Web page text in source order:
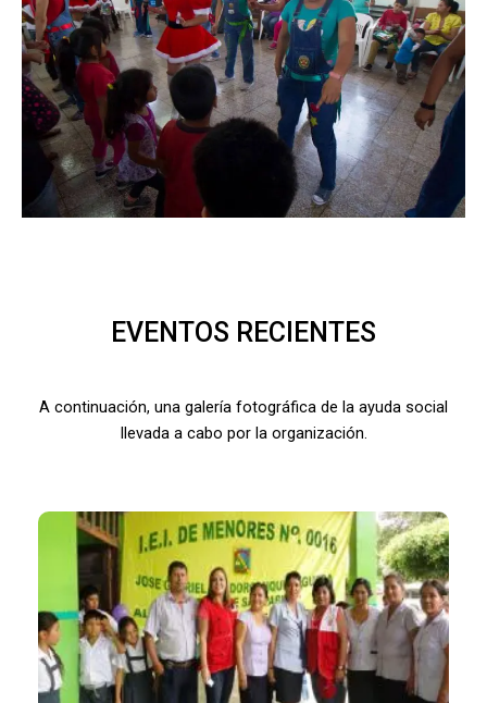
EVENTOS RECIENTES
A continuación, una galería fotográfica de la ayuda social
llevada a cabo por la organización.